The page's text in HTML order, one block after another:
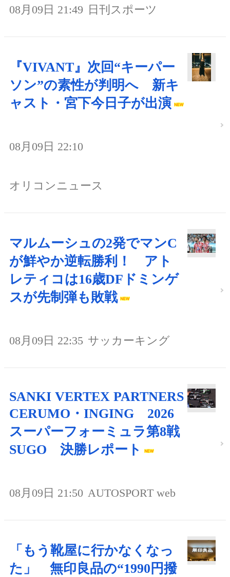
08月09日 21:49 日刊スポーツ
『VIVANT』次回“キーパー
ソン”の素性が判明へ 新キ
ャスト・宮下今日子が出演
08月09日 22:10
オリコンニュース
マルムーシュの2発でマンC
が鮮やか逆転勝利！ アト
レティコは16歳DFドミンゲ
スが先制弾も敗戦
08月09日 22:35 サッカーキング
SANKI VERTEX PARTNERS
CERUMO・INGING 2026
スーパーフォーミュラ第8戦
SUGO 決勝レポート
08月09日 21:50 AUTOSPORT web
「もう靴屋に行かなくなっ
た」 無印良品の“1990円撥